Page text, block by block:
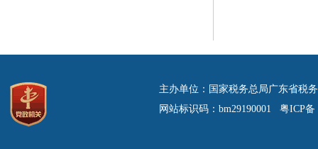
主办单位：国家税务总局广东省税
网站标识码：bm29190001 粤ICP